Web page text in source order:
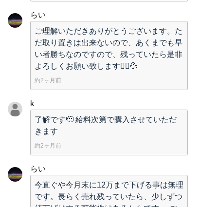
らい
ご理解いただきありがとうございます。た
だ取り置きは出来ないので、あくまでも早
い者勝ちなのですので、残っていたら是非
よろしくお願い致します🙂‍↕️💦
約2ヶ月前
k
了解です🫡 給料次第で購入させていただ
きます
約2ヶ月前
らい
今直ぐや今月末に12万まで下げる事は無理
です。長らく売れ残っていたら、少しずつ